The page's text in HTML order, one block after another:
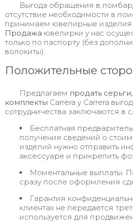
Выгода обращения в
отсутствие необходимости в
принимаем ювелирные изделия
Продажа ювелирки у нас
только по паспорту (без
волокиты).
Положительные
Предлагаем продать
комплекты Carrera y Carrera
сотрудничества заключаются в
Бесплатная
получения сведений о
изделий нужно отправить
аксессуаре и прикрепить
Моментальные выплаты.
сразу после оформления
Гарантия
клиентах не передается
используется для